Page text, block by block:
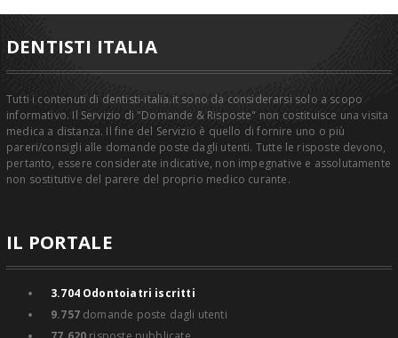
DENTISTI ITALIA
Tutti i contenuti di dentisti-italia.it sono da considerarsi solo a scopo
informativo. Il Servizio di "Domande & Risposte" non costituisce una visita
medica a distanza. Il fine del Servizio è quello di fornire uno o più
pareri/consigli alle domande poste dagli utenti. Tutte le risposte devono,
pertanto, essere considerate indicative, non impegnative e assolutamente
non sostitutive del parere del proprio medico curante.
IL PORTALE
3.704Odontoiatri iscritti
9.757domande poste dagli utenti